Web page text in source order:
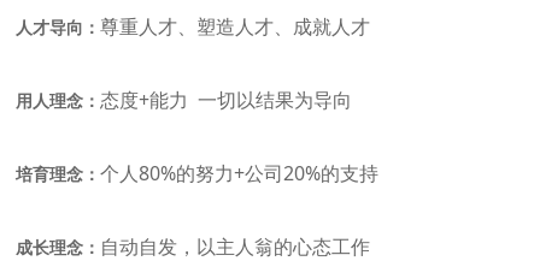
人才导向：尊重人才、塑造人才、成就人才
用人理念：态度+能力 一切以结果为导向
培育理念：个人80%的努力+公司20%的支持
成长理念： 自动自发，以主人翁的心态工作